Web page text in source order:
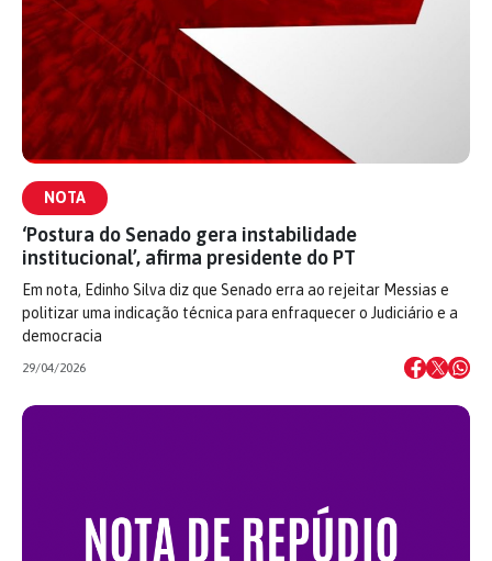
NOTA
‘Postura do Senado gera instabilidade
institucional’, afirma presidente do PT
Em nota, Edinho Silva diz que Senado erra ao rejeitar Messias e
politizar uma indicação técnica para enfraquecer o Judiciário e a
democracia
29/04/2026